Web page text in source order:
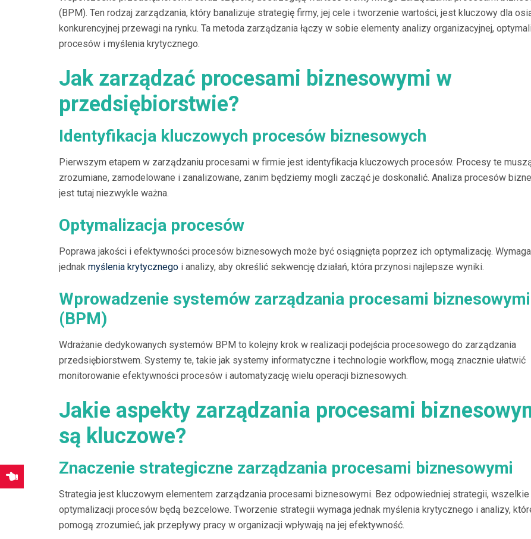
(BPM). Ten rodzaj zarządzania, który banalizuje strategię firmy, jej cele i tworzenie wartości, jest kluczowy dla
konkurencyjnej przewagi na rynku. Ta metoda zarządzania łączy w sobie elementy analizy organizacyjnej,
procesów i myślenia krytycznego.
Jak zarządzać procesami biznesowymi w
przedsiębiorstwie?
Identyfikacja kluczowych procesów biznesowych
Pierwszym etapem w zarządzaniu procesami w firmie jest identyfikacja kluczowych procesów. Procesy te
zrozumiane, zamodelowane i zanalizowane, zanim będziemy mogli zacząć je doskonalić. Analiza procesów
jest tutaj niezwykle ważna.
Optymalizacja procesów
Poprawa jakości i efektywności procesów biznesowych może być osiągnięta poprzez ich optymalizację.
jednak myślenia krytycznego i analizy, aby określić sekwencję działań, która przynosi najlepsze wyniki.
Wprowadzenie systemów zarządzania procesami biznesowymi
(BPM)
Wdrażanie dedykowanych systemów BPM to kolejny krok w realizacji podejścia procesowego do zarządzania
przedsiębiorstwem. Systemy te, takie jak systemy informatyczne i technologie workflow, mogą znacznie ułatwić
monitorowanie efektywności procesów i automatyzację wielu operacji biznesowych.
Jakie aspekty zarządzania procesami
są kluczowe?
Znaczenie strategiczne zarządzania procesami biznesowymi
Strategia jest kluczowym elementem zarządzania procesami biznesowymi. Bez odpowiedniej strategii,
optymalizacji procesów będą bezcelowe. Tworzenie strategii wymaga jednak myślenia krytycznego i analizy,
pomogą zrozumieć, jak przepływy pracy w organizacji wpływają na jej efektywność.